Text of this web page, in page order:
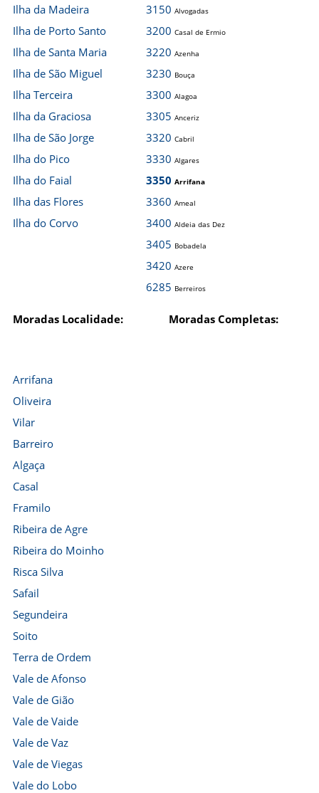
Ilha da Madeira
Ilha de Porto Santo
Ilha de Santa Maria
Ilha de São Miguel
Ilha Terceira
Ilha da Graciosa
Ilha de São Jorge
Ilha do Pico
Ilha do Faial
Ilha das Flores
Ilha do Corvo
3150 Alvogadas
3200 Casal de Ermio
3220 Azenha
3230 Bouça
3300 Alagoa
3305 Anceriz
3320 Cabril
3330 Algares
3350 Arrifana
3360 Ameal
3400 Aldeia das Dez
3405 Bobadela
3420 Azere
6285 Berreiros
Moradas Localidade: Moradas Completas:
Arrifana
Oliveira
Vilar
Barreiro
Algaça
Casal
Framilo
Ribeira de Agre
Ribeira do Moinho
Risca Silva
Safail
Segundeira
Soito
Terra de Ordem
Vale de Afonso
Vale de Gião
Vale de Vaide
Vale de Vaz
Vale de Viegas
Vale do Lobo